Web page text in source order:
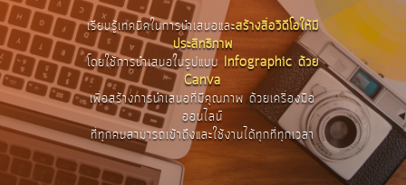
เรียนรู้เทคนิคในการนำเสนอและสร้างสื่อวิดีโอให้มี
ประสิทธิภาพ
โดยใช้การนำเสนอในรูปแบบ Infographic ด้วย
Canva
เพื่อสร้างการนำเสนอที่มีคุณภาพ ด้วยเครื่องมือ
ออนไลน์
ที่ทุกคนสามารถเข้าถึงและใช้งานได้ทุกที่ทุกเวลา